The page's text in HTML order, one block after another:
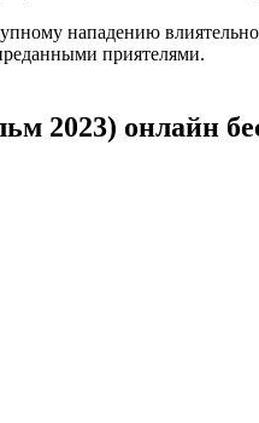
нападению
приятелями.
2023) онлайн